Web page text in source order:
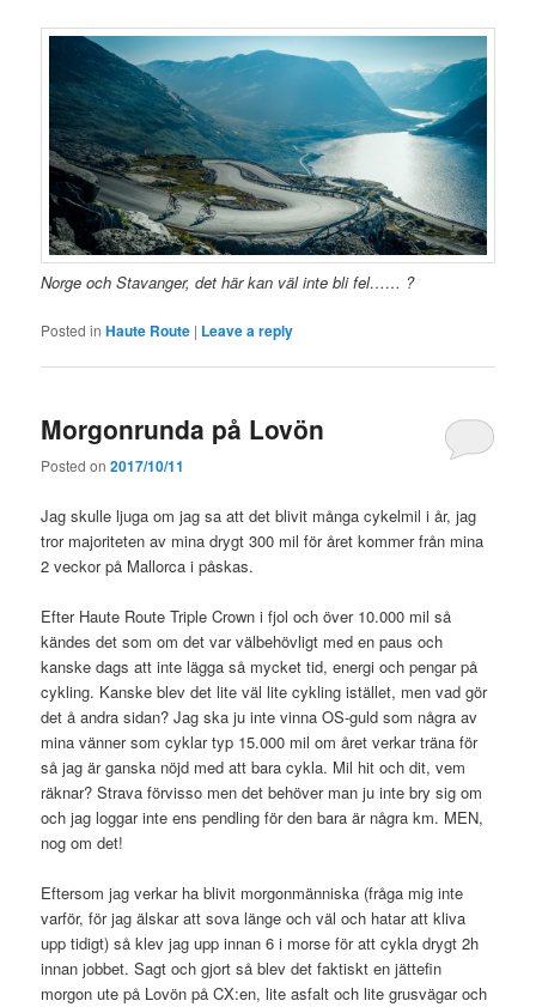
Norge och Stavanger, det här kan väl inte bli fel…… ?
Posted in Haute Route | Leave a reply
Morgonrunda på Lovön
Posted on2017/10/11
Jag skulle ljuga om jag sa att det blivit många cykelmil i år, jag
tror majoriteten av mina drygt 300 mil för året kommer från mina
2 veckor på Mallorca i påskas.
Efter Haute Route Triple Crown i fjol och över 10.000 mil så
kändes det som om det var välbehövligt med en paus och
kanske dags att inte lägga så mycket tid, energi och pengar på
cykling. Kanske blev det lite väl lite cykling istället, men vad gör
det å andra sidan? Jag ska ju inte vinna OS-guld som några av
mina vänner som cyklar typ 15.000 mil om året verkar träna för
så jag är ganska nöjd med att bara cykla. Mil hit och dit, vem
räknar? Strava förvisso men det behöver man ju inte bry sig om
och jag loggar inte ens pendling för den bara är några km. MEN,
nog om det!
Eftersom jag verkar ha blivit morgonmänniska (fråga mig inte
varför, för jag älskar att sova länge och väl och hatar att kliva
upp tidigt) så klev jag upp innan 6 i morse för att cykla drygt 2h
innan jobbet. Sagt och gjort så blev det faktiskt en jättefin
morgon ute på Lovön på CX:en, lite asfalt och lite grusvägar och